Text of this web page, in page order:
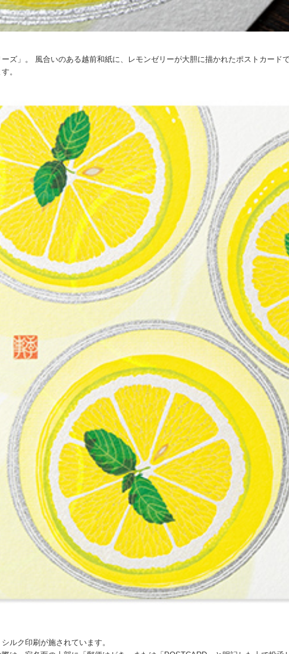
ズ」。 風合いのある越前和紙に、レモンゼリーが大胆に描かれたポストカード
。
ルク印刷が施されています。